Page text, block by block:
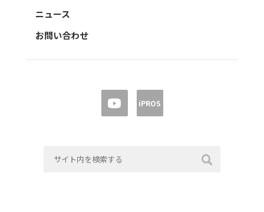
ニュース
お問い合わせ
iPROS